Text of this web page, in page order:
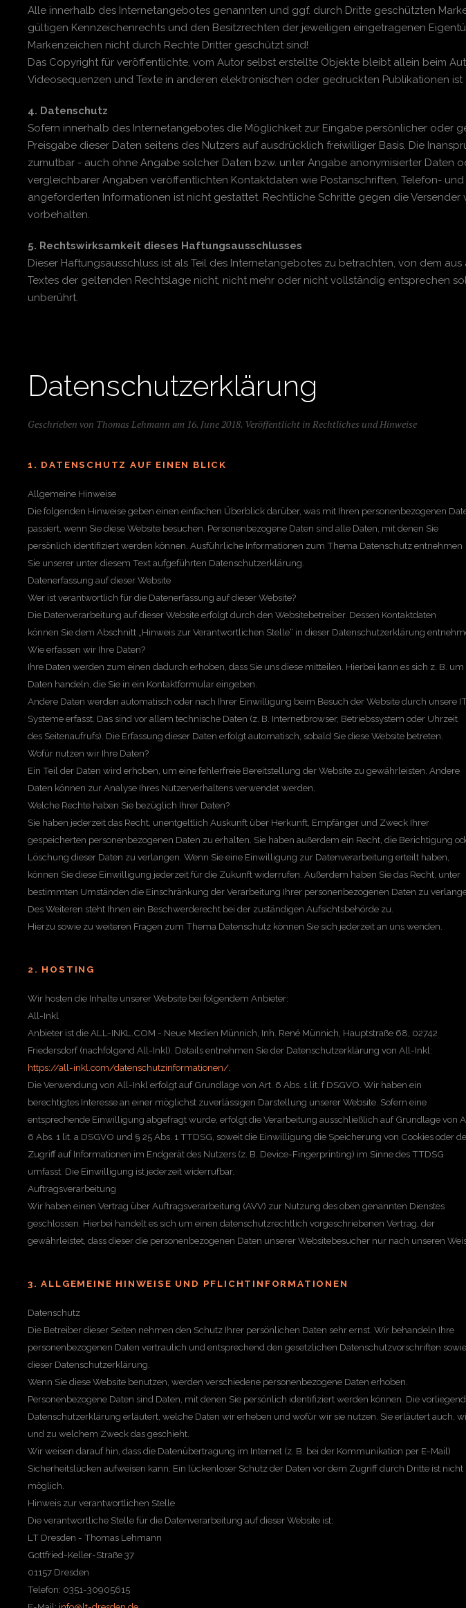
Alle innerhalb des Internetangebotes genannten und ggf. durch Dritte geschützten
gültigen Kennzeichenrechts und den Besitzrechten der jeweiligen eingetragenen
Markenzeichen nicht durch Rechte Dritter geschützt sind!
Das Copyright für veröffentlichte, vom Autor selbst erstellte Objekte bleibt allein beim
Videosequenzen und Texte in anderen elektronischen oder gedruckten Publikationen
4. Datenschutz
Sofern innerhalb des Internetangebotes die Möglichkeit zur Eingabe persönlicher oder
Preisgabe dieser Daten seitens des Nutzers auf ausdrücklich freiwilliger Basis. Die
zumutbar - auch ohne Angabe solcher Daten bzw. unter Angabe anonymisierter Daten
vergleichbarer Angaben veröffentlichten Kontaktdaten wie Postanschriften, Telefon-
angeforderten Informationen ist nicht gestattet. Rechtliche Schritte gegen die
vorbehalten.
5. Rechtswirksamkeit dieses Haftungsausschlusses
Dieser Haftungsausschluss ist als Teil des Internetangebotes zu betrachten, von dem
Textes der geltenden Rechtslage nicht, nicht mehr oder nicht vollständig entsprechen
unberührt.
Datenschutzerklärung
Geschrieben von Thomas Lehmann am 16. June 2018. Veröffentlicht in Rechtliches und Hinweise
1. DATENSCHUTZ AUF EINEN BLICK
Allgemeine Hinweise
Die folgenden Hinweise geben einen einfachen Überblick darüber, was mit Ihren personenbezogenen
passiert, wenn Sie diese Website besuchen. Personenbezogene Daten sind alle Daten, mit denen Sie
persönlich identifiziert werden können. Ausführliche Informationen zum Thema Datenschutz entnehmen
Sie unserer unter diesem Text aufgeführten Datenschutzerklärung.
Datenerfassung auf dieser Website
Wer ist verantwortlich für die Datenerfassung auf dieser Website?
Die Datenverarbeitung auf dieser Website erfolgt durch den Websitebetreiber. Dessen Kontaktdaten
können Sie dem Abschnitt „Hinweis zur Verantwortlichen Stelle“ in dieser Datenschutzerklärung
Wie erfassen wir Ihre Daten?
Ihre Daten werden zum einen dadurch erhoben, dass Sie uns diese mitteilen. Hierbei kann es sich z. B. um
Daten handeln, die Sie in ein Kontaktformular eingeben.
Andere Daten werden automatisch oder nach Ihrer Einwilligung beim Besuch der Website durch unsere
Systeme erfasst. Das sind vor allem technische Daten (z. B. Internetbrowser, Betriebssystem oder Uhrzeit
des Seitenaufrufs). Die Erfassung dieser Daten erfolgt automatisch, sobald Sie diese Website betreten.
Wofür nutzen wir Ihre Daten?
Ein Teil der Daten wird erhoben, um eine fehlerfreie Bereitstellung der Website zu gewährleisten. Andere
Daten können zur Analyse Ihres Nutzerverhaltens verwendet werden.
Welche Rechte haben Sie bezüglich Ihrer Daten?
Sie haben jederzeit das Recht, unentgeltlich Auskunft über Herkunft, Empfänger und Zweck Ihrer
gespeicherten personenbezogenen Daten zu erhalten. Sie haben außerdem ein Recht, die Berichtigung
Löschung dieser Daten zu verlangen. Wenn Sie eine Einwilligung zur Datenverarbeitung erteilt haben,
können Sie diese Einwilligung jederzeit für die Zukunft widerrufen. Außerdem haben Sie das Recht, unter
bestimmten Umständen die Einschränkung der Verarbeitung Ihrer personenbezogenen Daten zu
Des Weiteren steht Ihnen ein Beschwerderecht bei der zuständigen Aufsichtsbehörde zu.
Hierzu sowie zu weiteren Fragen zum Thema Datenschutz können Sie sich jederzeit an uns wenden.
2. HOSTING
Wir hosten die Inhalte unserer Website bei folgendem Anbieter:
All-Inkl
Anbieter ist die ALL-INKL.COM - Neue Medien Münnich, Inh. René Münnich, Hauptstraße 68, 02742
Friedersdorf (nachfolgend All-Inkl). Details entnehmen Sie der Datenschutzerklärung von All-Inkl:
https://all-inkl.com/datenschutzinformationen/.
Die Verwendung von All-Inkl erfolgt auf Grundlage von Art. 6 Abs. 1 lit. f DSGVO. Wir haben ein
berechtigtes Interesse an einer möglichst zuverlässigen Darstellung unserer Website. Sofern eine
entsprechende Einwilligung abgefragt wurde, erfolgt die Verarbeitung ausschließlich auf Grundlage von
6 Abs. 1 lit. a DSGVO und § 25 Abs. 1 TTDSG, soweit die Einwilligung die Speicherung von Cookies oder
Zugriff auf Informationen im Endgerät des Nutzers (z. B. Device-Fingerprinting) im Sinne des TTDSG
umfasst. Die Einwilligung ist jederzeit widerrufbar.
Auftragsverarbeitung
Wir haben einen Vertrag über Auftragsverarbeitung (AVV) zur Nutzung des oben genannten Dienstes
geschlossen. Hierbei handelt es sich um einen datenschutzrechtlich vorgeschriebenen Vertrag, der
gewährleistet, dass dieser die personenbezogenen Daten unserer Websitebesucher nur nach unseren
3. ALLGEMEINE HINWEISE UND PFLICHTINFORMATIONEN
Datenschutz
Die Betreiber dieser Seiten nehmen den Schutz Ihrer persönlichen Daten sehr ernst. Wir behandeln Ihre
personenbezogenen Daten vertraulich und entsprechend den gesetzlichen Datenschutzvorschriften sowie
dieser Datenschutzerklärung.
Wenn Sie diese Website benutzen, werden verschiedene personenbezogene Daten erhoben.
Personenbezogene Daten sind Daten, mit denen Sie persönlich identifiziert werden können. Die
Datenschutzerklärung erläutert, welche Daten wir erheben und wofür wir sie nutzen. Sie erläutert auch,
und zu welchem Zweck das geschieht.
Wir weisen darauf hin, dass die Datenübertragung im Internet (z. B. bei der Kommunikation per E-Mail)
Sicherheitslücken aufweisen kann. Ein lückenloser Schutz der Daten vor dem Zugriff durch Dritte ist nicht
möglich.
Hinweis zur verantwortlichen Stelle
Die verantwortliche Stelle für die Datenverarbeitung auf dieser Website ist:
LT Dresden - Thomas Lehmann
Gottfried-Keller-Straße 37
01157 Dresden
Telefon: 0351-30905615